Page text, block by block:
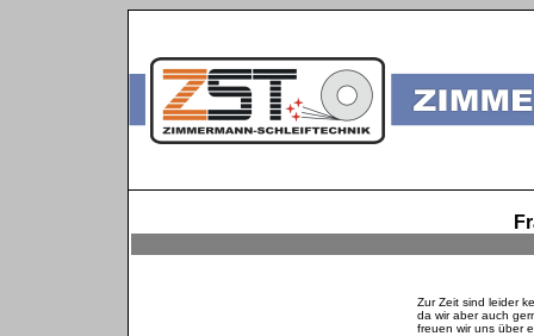
Zur Zeit sind leider
da wir aber auch
freuen wir uns über